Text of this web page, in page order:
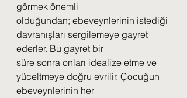
görmek önemli
olduğundan; ebeveynlerinin istediği
davranışları sergilemeye gayret
ederler. Bu gayret bir
süre sonra onları idealize etme ve
yüceltmeye doğru evrilir. Çocuğun
ebeveynlerinin her